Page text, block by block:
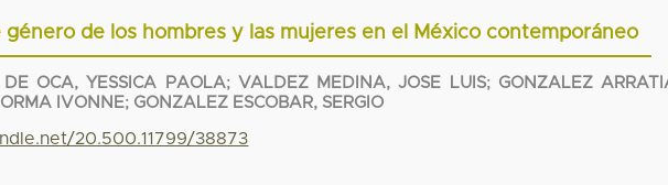
género de los hombres y las mujeres en el México contemporáneo
OCA, YESSICA PAOLA; VALDEZ MEDINA, JOSE LUIS; GONZALEZ
IVONNE; GONZALEZ ESCOBAR, SERGIO
20.500.11799/38873